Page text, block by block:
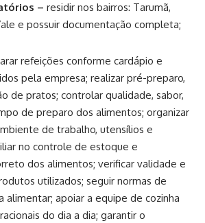
– residir nos bairros: Tarumã,
e possuir documentação completa;
refeições conforme cardápio e
pela empresa; realizar pré-preparo,
de pratos; controlar qualidade, sabor,
de preparo dos alimentos; organizar
de trabalho, utensílios e
no controle de estoque e
dos alimentos; verificar validade e
utilizados; seguir normas de
alimentar; apoiar a equipe de cozinha
do dia a dia; garantir o